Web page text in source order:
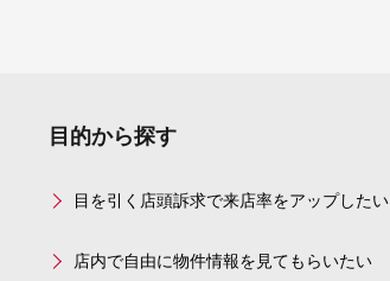
目的から探す
目を引く店頭訴求で来店率をアップしたい
店内で自由に物件情報を見てもらいたい